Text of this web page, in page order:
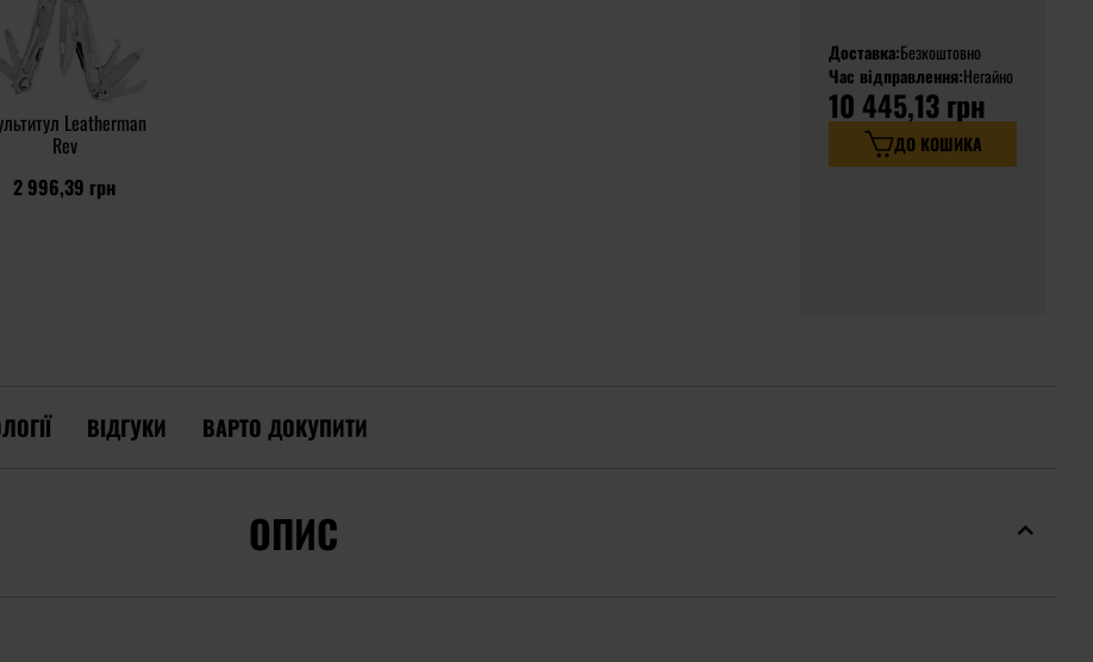
Leatherman
Rev
2 996,39 грн
Доставка:Безкоштовно
Час відправлення:Негайно
10 445,13 грн
ДО КОШИКА
ВІДГУКИ ВАРТО ДОКУПИТИ
ОПИС